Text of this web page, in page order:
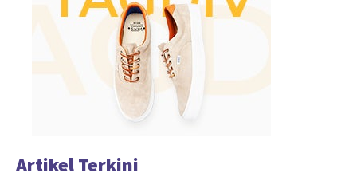
Artikel Terkini